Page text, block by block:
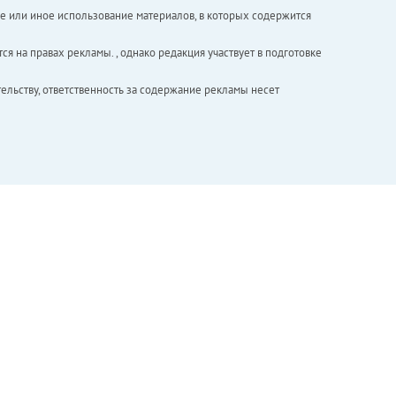
иное использование материалов, в которых содержится
правах рекламы. , однако редакция участвует в подготовке
ответственность за содержание рекламы несет